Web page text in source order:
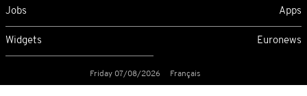
Jobs Apps
Widgets Euronews
Friday 07/08/2026